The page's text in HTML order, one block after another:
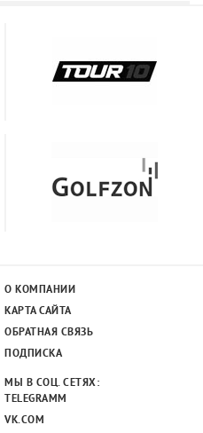
О КОМПАНИИ
КАРТА САЙТА
ОБРАТНАЯ СВЯЗЬ
ПОДПИСКА
МЫ В СОЦ. СЕТЯХ:
TELEGRAMM
VK.COM